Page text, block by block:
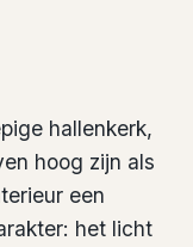
hallenkerk,
hoog zijn als
een
het licht